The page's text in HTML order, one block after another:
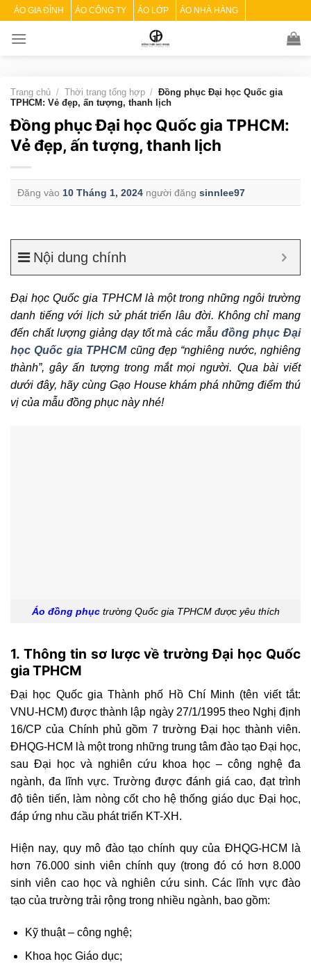
Skip
content
ÁO GIA ĐÌNH ÁO CÔNG TY ÁO LỚP ÁO NHÀ HÀNG
Trang chủ / Thời trang tổng hợp / Đồng phục Đại học Quốc gia
TPHCM: Vẻ đẹp, ấn tượng, thanh lịch
Đồng phục Đại học Quốc gia TPHCM:
Vẻ đẹp, ấn tượng, thanh lịch
Đăng vào 10 Tháng 1, 2024 người đăng sinnlee97
Nội dung chính
Đại học Quốc gia TPHCM là một trong những ngôi trường
danh tiếng với lịch sử phát triển lâu đời. Không chỉ mang
đến chất lượng giảng dạy tốt mà các mẫuđồng phục Đại
học Quốc gia TPHCM cũng đẹp “nghiêng nước, nghiêng
thành”, gây ấn tượng trong mắt mọi người. Qua bài viết
dưới đây, hãy cùng Gạo House khám phá những điểm thú
vị của mẫu đồng phục này nhé!
Áo đồng phụctrường Quốc gia TPHCM được yêu thích
1. Thông tin sơ lược về trường Đại học Quốc
gia TPHCM
Đại học Quốc gia Thành phố Hồ Chí Minh (tên viết tắt:
VNU-HCM) được thành lập ngày 27/1/1995 theo Nghị định
16/CP của Chính phủ gồm 7 trường Đại học thành viên.
ĐHQG-HCM là một trong những trung tâm đào tạo Đại học,
sau Đại học và nghiên cứu khoa học – công nghệ đa
ngành, đa lĩnh vực. Trường được đánh giá cao, đạt trình
độ tiên tiến, làm nòng cốt cho hệ thống giáo dục Đại học,
đáp ứng nhu cầu phát triển KT-XH.
Hiện nay, quy mô đào tạo chính quy của ĐHQG-HCM là
hơn 76.000 sinh viên chính quy (trong đó có hơn 8.000
sinh viên cao học và nghiên cứu sinh. Các lĩnh vực đào
tạo của trường trải rộng trong nhiều ngành, bao gồm:
Kỹ thuật – công nghệ;
Khoa học Giáo dục;